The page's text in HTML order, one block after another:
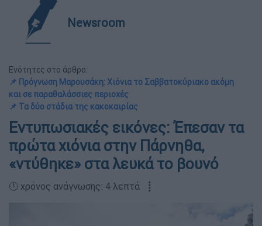
Newsroom
Ενότητες στο άρθρο:
📌 Πρόγνωση Μαρουσάκη: Χιόνια το Σαββατοκύριακο ακόμη
και σε παραθαλάσσιες περιοχές
📌 Τα δύο στάδια της κακοκαιρίας
Εντυπωσιακές εικόνες: Έπεσαν τα
πρώτα χιόνια στην Πάρνηθα,
«ντύθηκε» στα λευκά το βουνό
🕛 χρόνος ανάγνωσης: 4 λεπτά ┋